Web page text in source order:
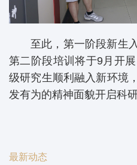
至此，第一阶段新生
第二阶段培训将于9月开
级研究生顺利融入新环境
发有为的精神面貌开启科
最新动态